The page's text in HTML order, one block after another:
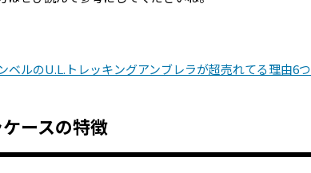
ベルのU.L.トレッキングアンブレラが超売れてる理由6つ
ースの特徴